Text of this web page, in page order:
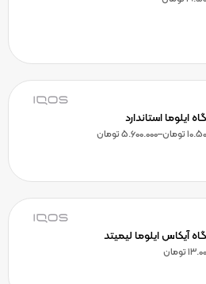
ایلوما استاندارد
تومان–
5.600.000تومان
آیکاس ایلوما لیمیتد
تومان